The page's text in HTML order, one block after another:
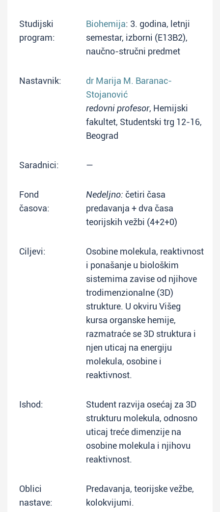
Studijski
program:
Biohemija: 3. godina, letnji
semestar, izborni (E13B2),
naučno-stručni predmet
Nastavnik:
dr Marija M. Baranac-
Stojanović
redovni profesor, Hemijski
fakultet, Studentski trg 12-16,
Beograd
Saradnici: —
Fond
časova:
Nedeljno: četiri časa
predavanja + dva časa
teorijskih vežbi (4+2+0)
Ciljevi:
Osobine molekula, reaktivnost
i ponašanje u biološkim
sistemima zavise od njihove
trodimenzionalne (3D)
strukture. U okviru Višeg
kursa organske hemije,
razmatraće se 3D struktura i
njen uticaj na energiju
molekula, osobine i
reaktivnost.
Ishod:
Student razvija osećaj za 3D
strukturu molekula, odnosno
uticaj treće dimenzije na
osobine molekula i njihovu
reaktivnost.
Oblici
nastave:
Predavanja, teorijske vežbe,
kolokvijumi.